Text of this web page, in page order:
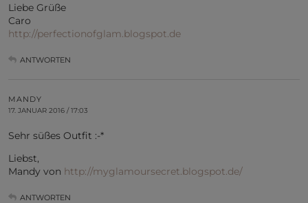
Liebe Grüße
Caro
http://perfectionofglam.blogspot.de
ANTWORTEN
MANDY
17. JANUAR 2016 / 17:03
Sehr süßes Outfit :-*
Liebst,
Mandy von http://myglamoursecret.blogspot.de/
ANTWORTEN